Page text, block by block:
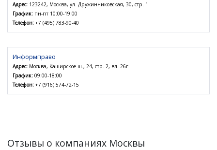
Адрес: 123242, Москва, ул. Дружинниковская, 30, стр. 1
График: пн-пт 10:00-19:00
Телефон: +7 (495) 783-90-40
Информправо
Адрес: Москва, Каширское ш., 24, стр. 2, вл. 26г
График: 09:00-18:00
Телефон: +7 (916) 574-72-15
Отзывы о компаниях Москвы